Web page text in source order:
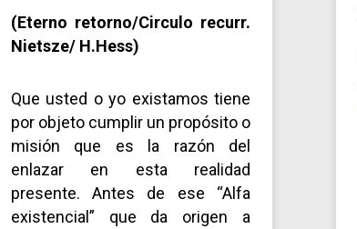
(Eterno retorno/Circulo recurr.
Nietsze/ H.Hess)
Que usted o yo existamos tiene
por objeto cumplir un propósito o
misión que es la razón del
enlazar en esta realidad
presente. Antes de ese “Alfa
existencial” que da origen a